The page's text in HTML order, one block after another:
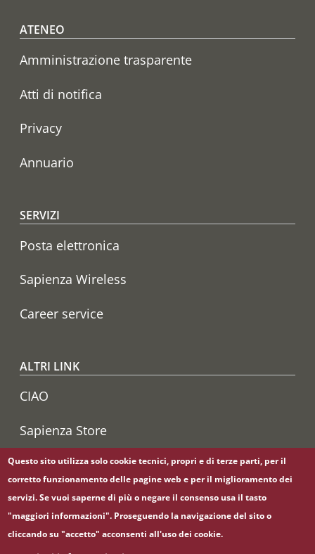
Footer menu
ATENEO
Amministrazione trasparente
Atti di notifica
Privacy
Annuario
SERVIZI
Posta elettronica
Sapienza Wireless
Career service
ALTRI LINK
CIAO
Sapienza Store
Seguici su
YouTube
Questo sito utilizza solo cookie tecnici, propri e di terze parti, per il
corretto funzionamento delle pagine web e per il miglioramento dei
servizi. Se vuoi saperne di più o negare il consenso usa il tasto
"maggiori informazioni". Proseguendo la navigazione del sito o
cliccando su "accetto" acconsenti all'uso dei cookie.